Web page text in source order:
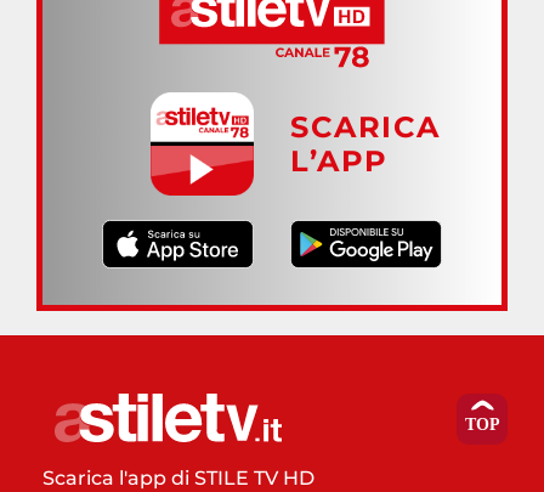
SCARICA
L’APP
Scarica l'app di STILE TV HD